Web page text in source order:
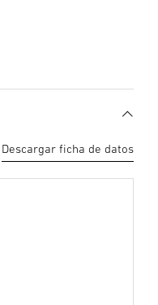
Descargar ficha de datos